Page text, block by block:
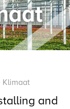
Klimaat
and